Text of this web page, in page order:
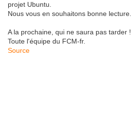
projet Ubuntu.
Nous vous en souhaitons bonne lecture.
A la prochaine, qui ne saura pas tarder !
Toute l'équipe du FCM-fr.
Source